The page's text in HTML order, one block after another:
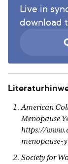
Live in
download
American
Menopause
https://
menopause-
Society for